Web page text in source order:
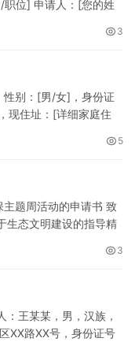
职位] 申请人：[您的姓
3
性别：[男/女]，身份证
现住址：[详细家庭住
5
主题周活动的申请书 致
生态文明建设的指导精
3
王某某，男，汉族，
XX路XX号，身份证号